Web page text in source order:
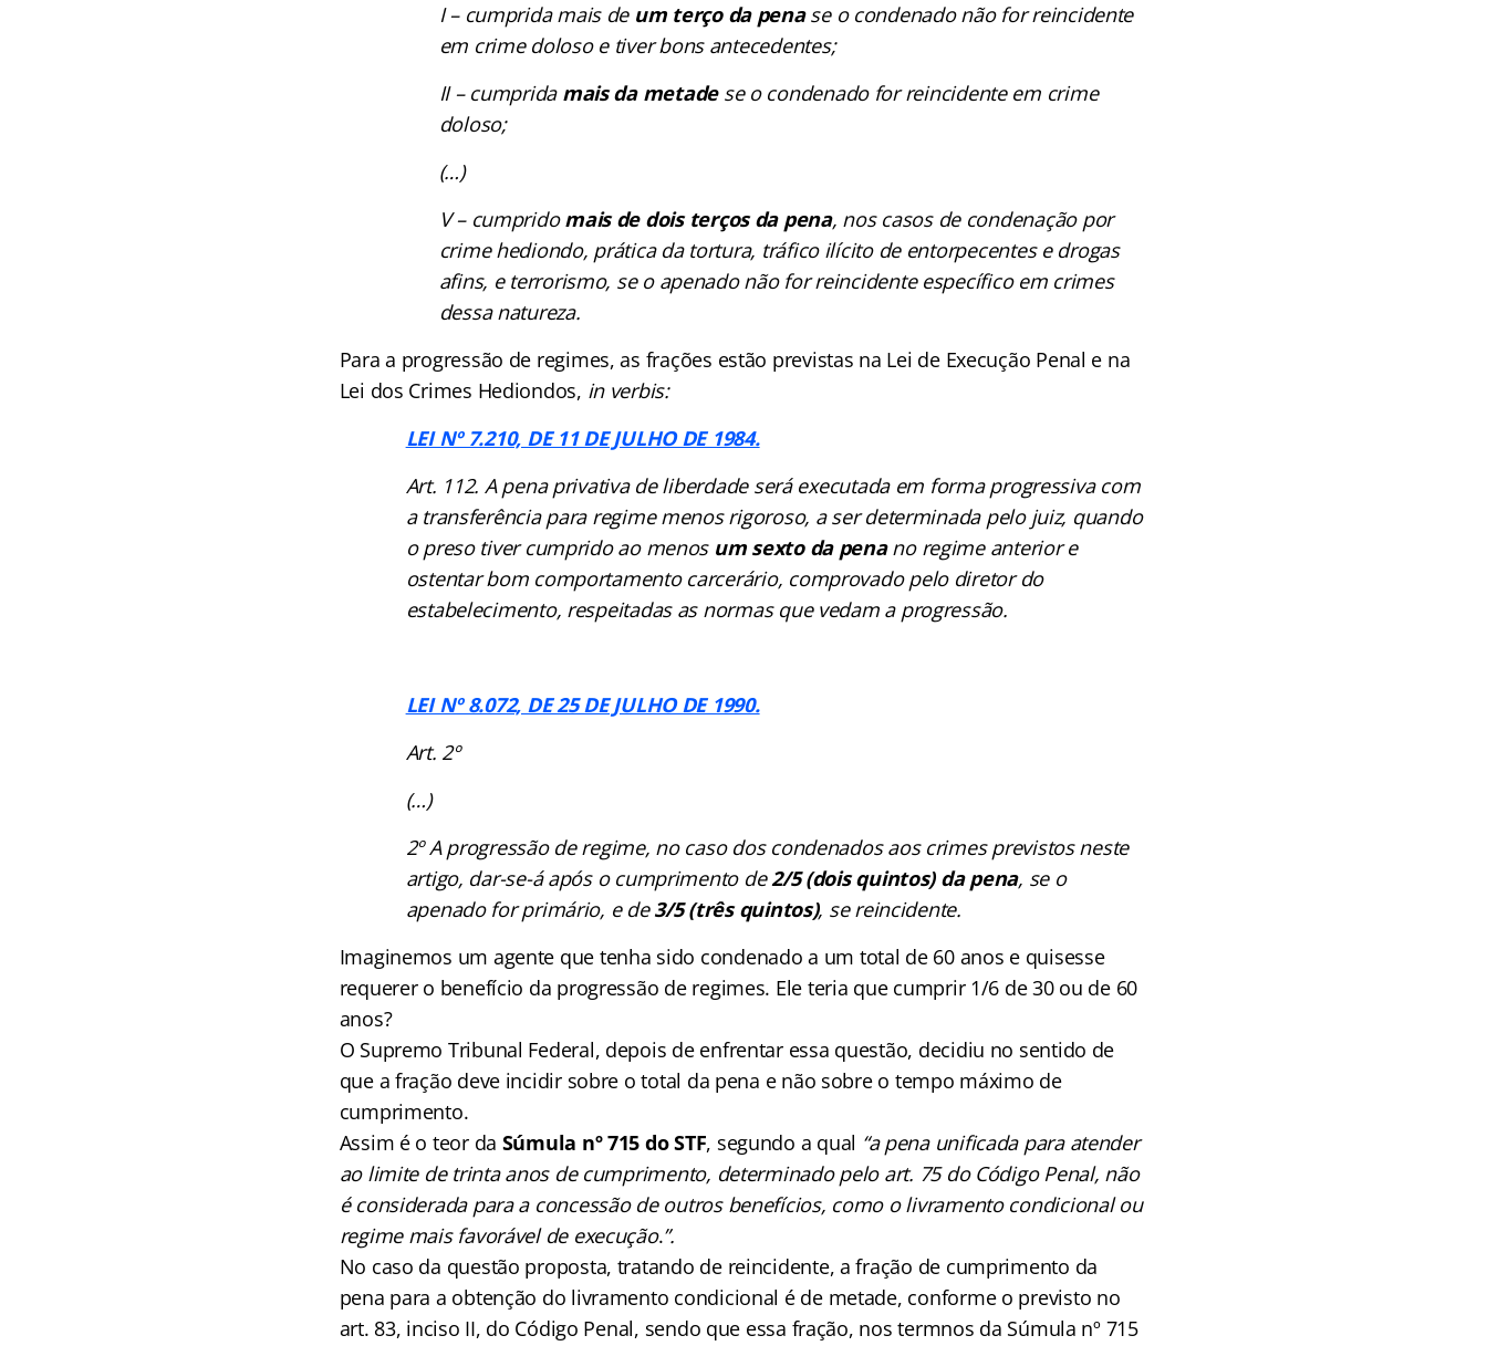
I – cumprida mais de um terço da penase o condenado não for reincidente
em crime doloso e tiver bons antecedentes;
II – cumprida mais da metadese o condenado for reincidente em crime
doloso;
(…)
V – cumpridomais de dois terços da pena, nos casos de condenação por
crime hediondo, prática da tortura, tráfico ilícito de entorpecentes e drogas
afins, e terrorismo, se o apenado não for reincidente específico em crimes
dessa natureza.
Para a progressão de regimes, as frações estão previstas na Lei de Execução Penal e na
Lei dos Crimes Hediondos, in verbis:
LEI Nº 7.210, DE 11 DE JULHO DE 1984.
Art. 112. A pena privativa de liberdade será executada em forma progressiva com
a transferência para regime menos rigoroso, a ser determinada pelo juiz, quando
o preso tiver cumprido ao menos um sexto da penano regime anterior e
ostentar bom comportamento carcerário, comprovado pelo diretor do
estabelecimento, respeitadas as normas que vedam a progressão.
LEI Nº 8.072, DE 25 DE JULHO DE 1990.
Art. 2º
(…)
2º A progressão de regime, no caso dos condenados aos crimes previstos neste
artigo, dar-se-á após o cumprimento de2/5 (dois quintos) da pena, se o
apenado for primário, e de3/5 (três quintos), se reincidente.
Imaginemos um agente que tenha sido condenado a um total de 60 anos e quisesse
requerer o benefício da progressão de regimes. Ele teria que cumprir 1/6 de 30 ou de 60
anos?
O Supremo Tribunal Federal, depois de enfrentar essa questão, decidiu no sentido de
que a fração deve incidir sobre o total da pena e não sobre o tempo máximo de
cumprimento.
Assim é o teor da Súmula nº 715 do STF, segundo a qual “a pena unificada para atender
ao limite de trinta anos de cumprimento, determinado pelo art. 75 do Código Penal, não
é considerada para a concessão de outros benefícios, como o livramento condicional ou
regime mais favorável de execução.”.
No caso da questão proposta, tratando de reincidente, a fração de cumprimento da
pena para a obtenção do livramento condicional é de metade, conforme o previsto no
art. 83, inciso II, do Código Penal, sendo que essa fração, nos termnos da Súmula nº 715